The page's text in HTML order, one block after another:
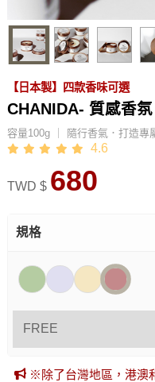
【日本製】四款香味可選
CHANIDA- 質感香
容量100g ｜ 隨行香氣．打造專
4.6
TWD $ 680
規格
※除了台灣地區，港澳